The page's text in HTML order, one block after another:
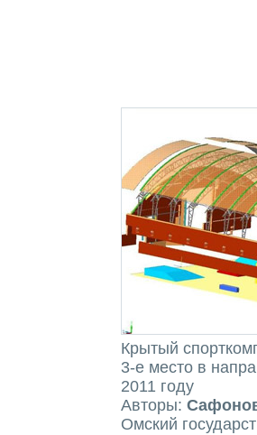
Крытый
3-е место в
2011 году
Авторы:
Омский